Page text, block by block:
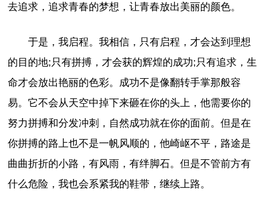
去追求，追求青春的梦想，让青春放出美丽的颜色。
于是，我启程。我相信，只有启程，才会达到理想
的目的地;只有拼搏，才会获的辉煌的成功;只有追求，生
命才会放出艳丽的色彩。成功不是像翻转手掌那般容
易。它不会从天空中掉下来砸在你的头上，他需要你的
努力拼搏和分发冲刺，自然成功就在你的面前。但是在
你拼搏的路上也不是一帆风顺的，他崎岖不平，路途是
曲曲折折的小路，有风雨，有绊脚石。但是不管前方有
什么危险，我也会系紧我的鞋带，继续上路。